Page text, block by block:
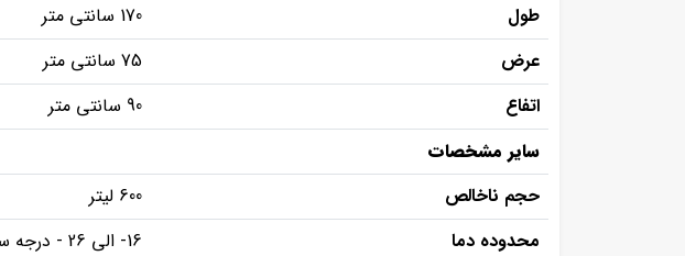
طول
170 سانتی متر
عرض
75 سانتی متر
اتفاع
90 سانتی متر
سایر مشخصات
حجم ناخالص
600 لیتر
محدوده دما
16- الی 26 - درجه سانتی گراد